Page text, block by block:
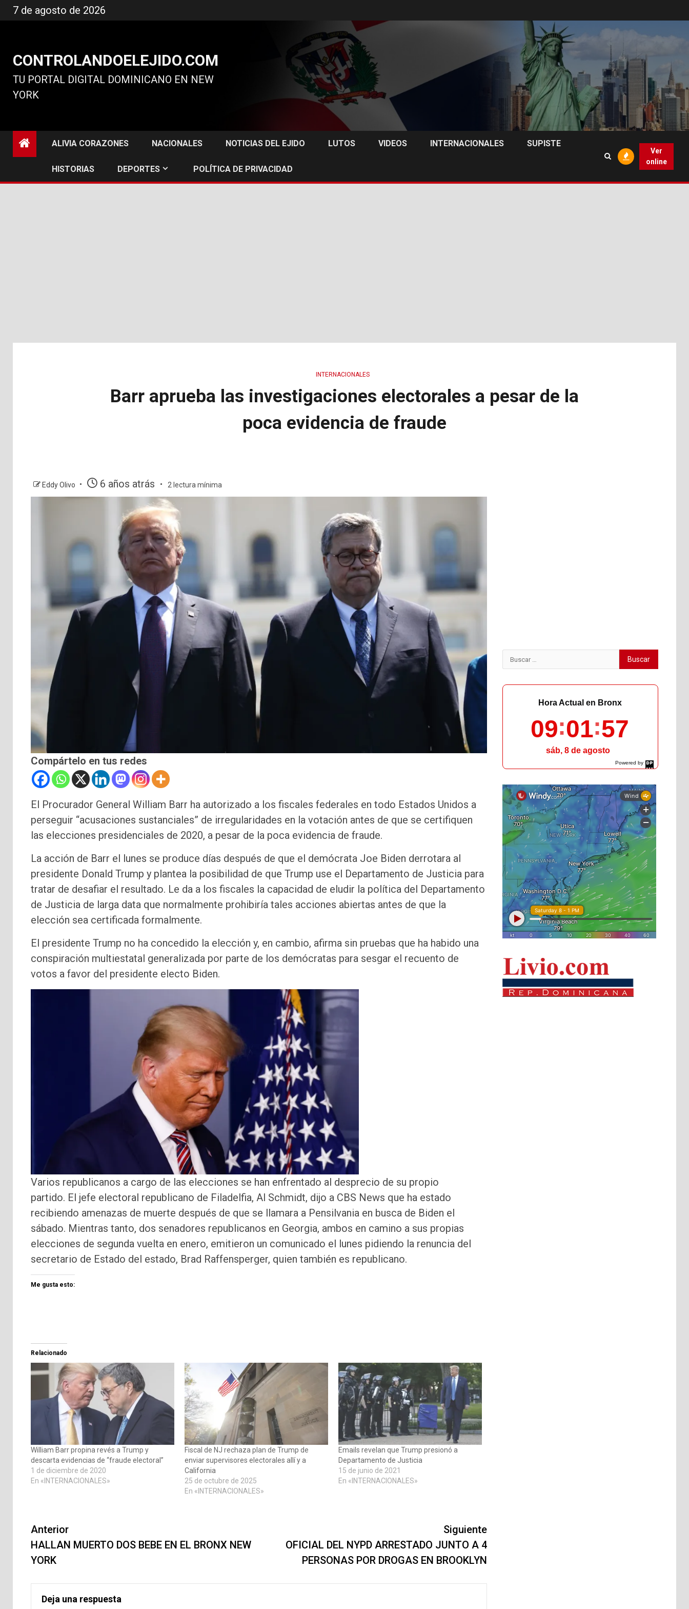
al
7 de agosto de 2026
CONTROLANDOELEJIDO.COM
TU PORTAL DIGITAL DOMINICANO EN NEW
YORK
ALIVIA CORAZONES NACIONALES NOTICIAS DEL EJIDO LUTOS VIDEOS INTERNACIONALES SUPISTE
HISTORIAS DEPORTES POLÍTICA DE PRIVACIDAD
Ver
online
INTERNACIONALES
Barr aprueba las investigaciones electorales a pesar de la
poca evidencia de fraude
Eddy Olivo 6 años atrás 2 lectura mínima
Compártelo en tus redes
El Procurador General William Barr ha autorizado a los fiscales federales en todo Estados Unidos a
perseguir “acusaciones sustanciales” de irregularidades en la votación antes de que se certifiquen
las elecciones presidenciales de 2020, a pesar de la poca evidencia de fraude.
La acción de Barr el lunes se produce días después de que el demócrata Joe Biden derrotara al
presidente Donald Trump y plantea la posibilidad de que Trump use el Departamento de Justicia para
tratar de desafiar el resultado. Le da a los fiscales la capacidad de eludir la política del Departamento
de Justicia de larga data que normalmente prohibiría tales acciones abiertas antes de que la
elección sea certificada formalmente.
El presidente Trump no ha concedido la elección y, en cambio, afirma sin pruebas que ha habido una
conspiración multiestatal generalizada por parte de los demócratas para sesgar el recuento de
votos a favor del presidente electo Biden.
Varios republicanos a cargo de las elecciones se han enfrentado al desprecio de su propio
partido. El jefe electoral republicano de Filadelfia, Al Schmidt, dijo a CBS News que ha estado
recibiendo amenazas de muerte después de que se llamara a Pensilvania en busca de Biden el
sábado. Mientras tanto, dos senadores republicanos en Georgia, ambos en camino a sus propias
elecciones de segunda vuelta en enero, emitieron un comunicado el lunes pidiendo la renuncia del
secretario de Estado del estado, Brad Raffensperger, quien también es republicano.
Me gusta esto:
Relacionado
William Barr propina revés a Trump y
descarta evidencias de “fraude electoral”
1 de diciembre de 2020
En «INTERNACIONALES»
Fiscal de NJ rechaza plan de Trump de
enviar supervisores electorales allí y a
California
25 de octubre de 2025
En «INTERNACIONALES»
Emails revelan que Trump presionó a
Departamento de Justicia
15 de junio de 2021
En «INTERNACIONALES»
Navegación
de
entradas
Anterior
HALLAN MUERTO DOS BEBE EN EL BRONX NEW
YORK
Siguiente
OFICIAL DEL NYPD ARRESTADO JUNTO A 4
PERSONAS POR DROGAS EN BROOKLYN
Deja una respuesta
Buscar:
Powered by
DaysPedia.com
Hora Actual en Bronx
09 01 58
sáb, 8 de agosto